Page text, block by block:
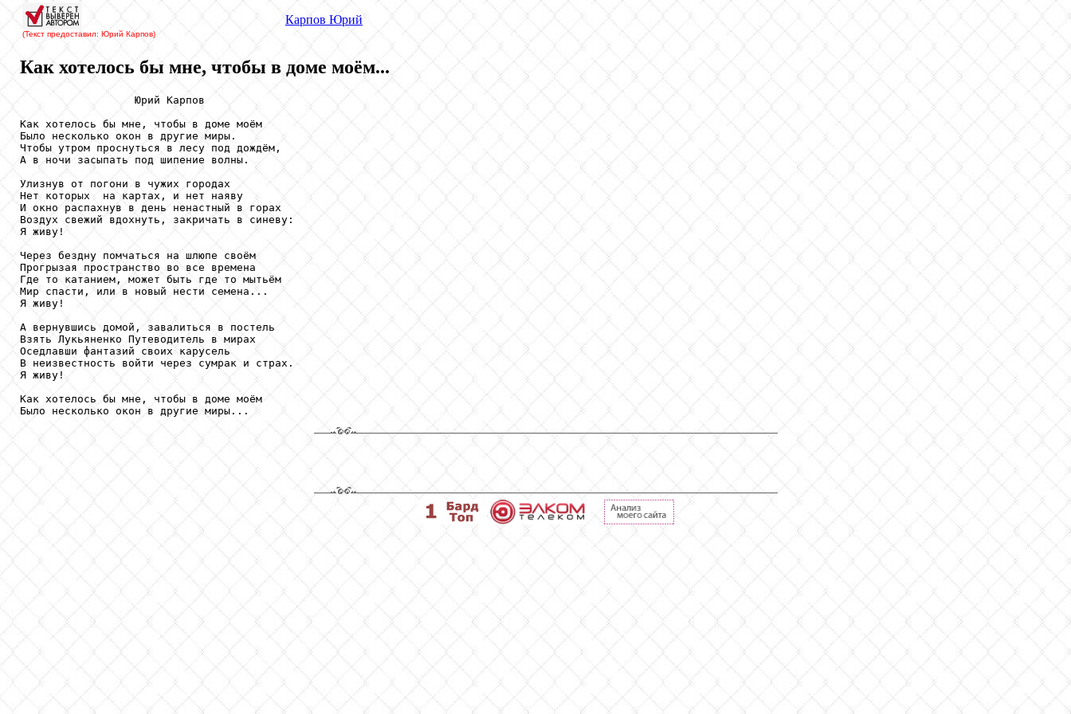
(Текст предоставил: Юрий Карпов)
Карпов Юрий
Как хотелось бы мне, чтобы в доме моём...
                  Юрий Карпов
Как хотелось бы мне, чтобы в доме моём
Было несколько окон в другие миры.
Чтобы утром проснуться в лесу под дождём,
А в ночи засыпать под шипение волны.
Улизнув от погони в чужих городах
Нет которых  на картах, и нет наяву
И окно распахнув в день ненастный в горах
Воздух свежий вдохнуть, закричать в синеву:
Я живу!
Через бездну помчаться на шлюпе своём
Прогрызая пространство во все времена
Где то катанием, может быть где то мытьём
Мир спасти, или в новый нести семена...
Я живу!
А вернувшись домой, завалиться в постель
Взять Лукьяненко Путеводитель в мирах
Оседлавши фантазий своих карусель
В неизвестность войти через сумрак и страх.
Я живу!
Как хотелось бы мне, чтобы в доме моём
Было несколько окон в другие миры...